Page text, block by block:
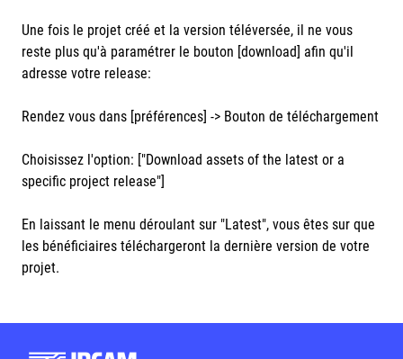
Une fois le projet créé et la version téléversée, il ne vous
reste plus qu'à paramétrer le bouton [download] afin qu'il
adresse votre release:
Rendez vous dans [préférences] -> Bouton de téléchargement
Choisissez l'option: ["Download assets of the latest or a
specific project release"]
En laissant le menu déroulant sur "Latest", vous êtes sur que
les bénéficiaires téléchargeront la dernière version de votre
projet.